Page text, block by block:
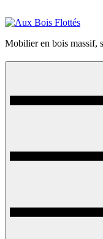
Mobilier en bois massif,